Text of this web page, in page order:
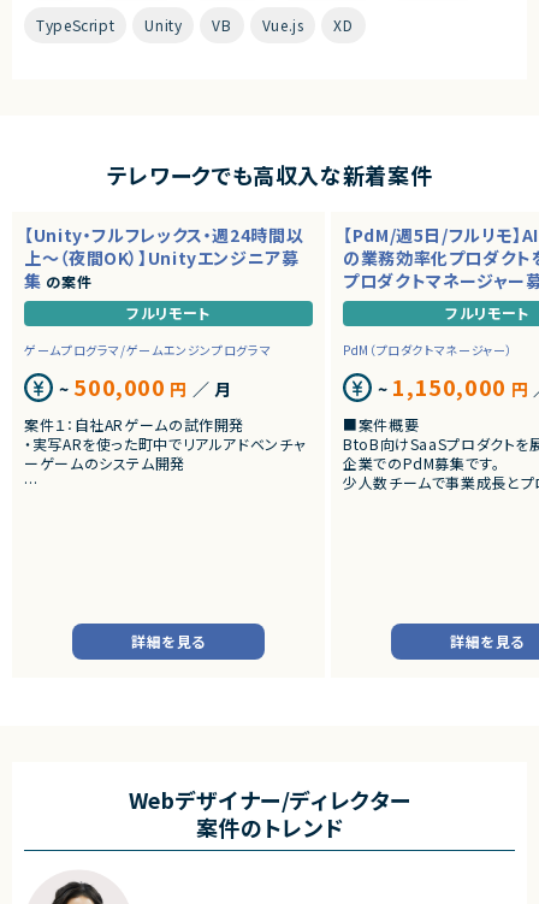
TypeScript Unity VB Vue.js XD
テレワークでも高収入な新着案件
【Unity・フルフレックス・週24時間以
上～（夜間OK）】Unityエンジニア募
集 の案件
フルリモート
ゲームプログラマ/ゲームエンジンプログラマ
~ 500,000 円 ／ 月
案件１：自社ARゲームの試作開発
・実写ARを使った町中でリアルアドベンチャ
ーゲームのシステム開発
詳細を見る
【PdM/週5日/フルリモ】
の業務効率化プロダクト
プロダクトマネージャー
フルリモート
PdM（プロダクトマネージャー）
~ 1,150,000 円
■案件概要
BtoB向けSaaSプロダクトを
企業でのPdM募集です。
少人数チームで事業成長とプ
・新規サービス開発プロジェ
・仮説立案、検証、優先順位
・KPI設計、ロードマップ策定
ィングとの連携推進
詳細を見る
Webデザイナー/ディレクター
案件のトレンド